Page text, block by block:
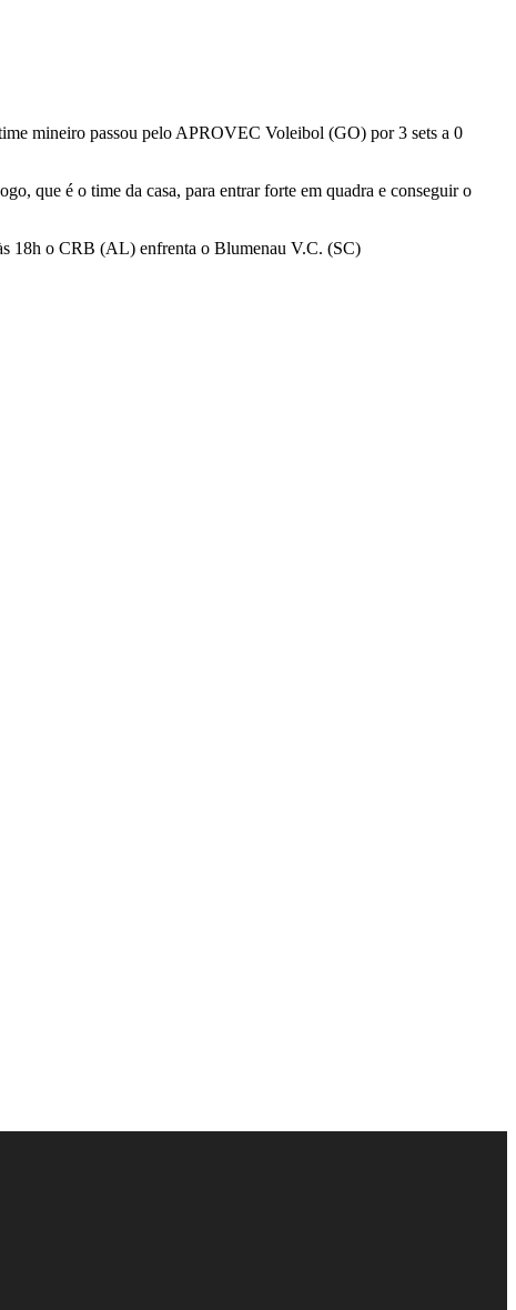
mineiro passou pelo APROVEC Voleibol (GO) por 3 sets a 0
que é o time da casa, para entrar forte em quadra e conseguir o
18h o CRB (AL) enfrenta o Blumenau V.C. (SC)